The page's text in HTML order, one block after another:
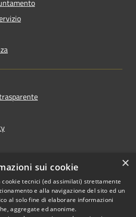
×
sui cookie
tecnici (ed assimilati) strettamente
e alla navigazione del sito ed un
al solo fine di elaborare informazioni
aggregate ed anonime.